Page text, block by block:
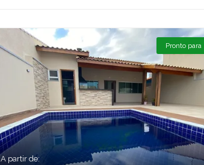
Pronto para
A partir de: